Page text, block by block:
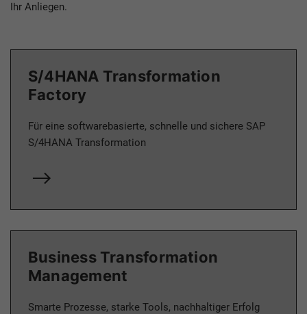
Ihr Anliegen.
S/4HANA Transformation
Factory
Für eine softwarebasierte, schnelle und sichere SAP
S/4HANA Transformation
Business Transformation
Management
Smarte Prozesse, starke Tools, nachhaltiger Erfolg